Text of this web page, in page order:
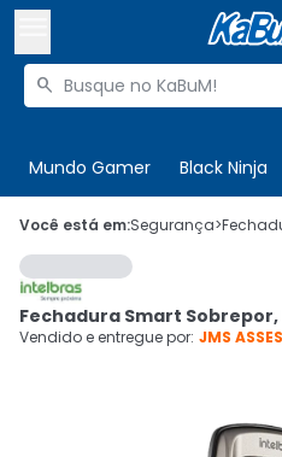
Buscar produtos

Mundo Gamer Black Ninja
 Olá. Acesse sua conta
 Departamentos
Cupons
Ativar tradutor em libras
Você está em:Segurança>
Fechadura Smart Sobrepor,
Vendido e entregue por: JMS